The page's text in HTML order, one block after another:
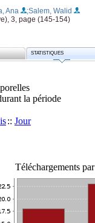
Ana
;Salem, Walid
3, page (145-154)
STATISTIQUES